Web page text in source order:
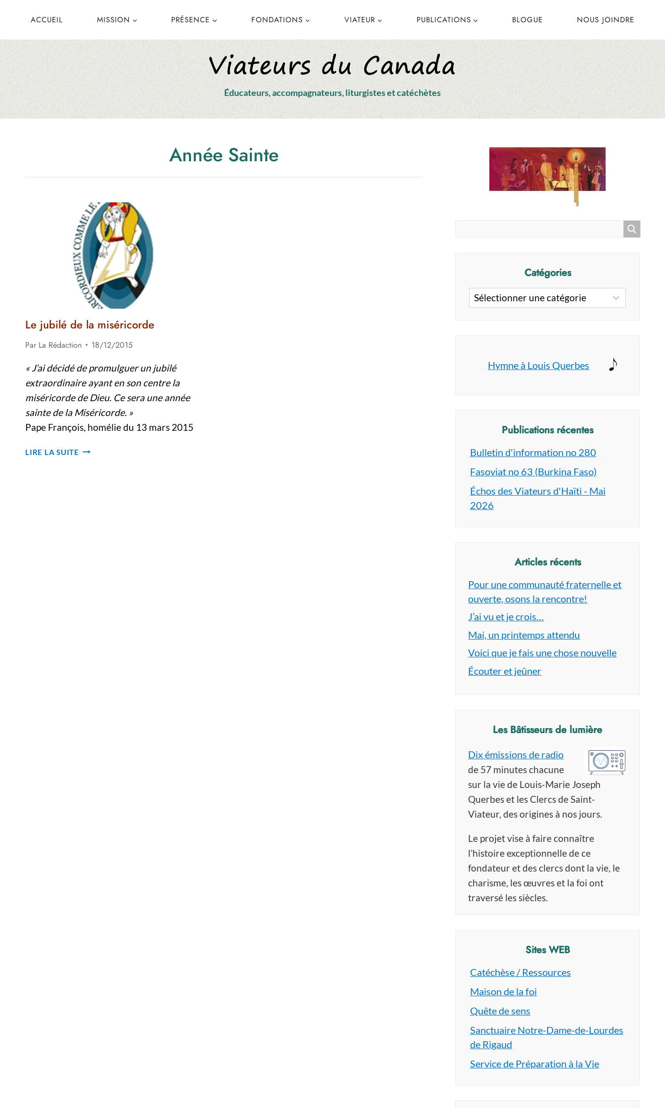
ACCUEIL MISSION PRÉSENCE FONDATIONS VIATEUR PUBLICATIONS BLOGUE NOUS JOINDRE
Éducateurs, accompagnateurs, liturgistes et catéchètes
Année Sainte
Le jubilé de la miséricorde
Par La Rédaction
18/12/2015
«J’ai décidé de promulguer un jubilé
extraordinaire ayant en son centre la
miséricorde de Dieu. Ce sera une année
sainte de la Miséricorde. »
Pape François, homélie du 13 mars 2015
LIRE LA SUITE LE
Catégories
Catégories
Hymne à Louis Querbes
Publications récentes
Bulletin d'information no 280
Fasoviat no 63 (Burkina Faso)
Échos des Viateurs d'Haïti - Mai
2026
Articles récents
Pour une communauté fraternelle et
ouverte, osons la rencontre!
J’ai vu et je crois…
Mai, un printemps attendu
Voici que je fais une chose nouvelle
Écouter et jeûner
Les Bâtisseurs de lumière
Dix émissions de radio
de 57 minutes chacune
sur la vie de Louis-Marie Joseph
Querbes et les Clercs de Saint-
Viateur, des origines à nos jours.
Le projet vise à faire connaître
l’histoire exceptionnelle de ce
fondateur et des clercs dont la vie, le
charisme, les œuvres et la foi ont
traversé les siècles.
Sites WEB
Catéchèse / Ressources
Maison de la foi
Quête de sens
Sanctuaire Notre-Dame-de-Lourdes
de Rigaud
Service de Préparation à la Vie